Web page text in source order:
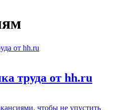
труда от hh.ru